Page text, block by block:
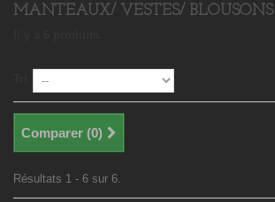
MANTEAUX/ VESTES/ BLOUSONS
Comparer (0)
Résultats 1 - 6 sur 6.